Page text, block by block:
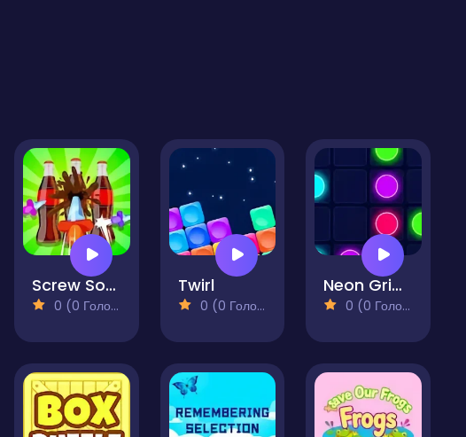
Screw Sort Pin Puzzle
0 (0 Голосів)
Twirl
0 (0 Голосів)
Neon Grids Cyberpunk Circuit Connection Game
0 (0 Голосів)